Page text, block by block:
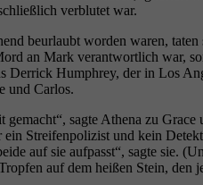
verblutet war.
beurlaubt worden waren,
an Mark verantwortlich war,
Derrick Humphrey, der in Los
und Carlos.
gemacht“, sagte Athena zu
ein Streifenpolizist und kein
auf sie aufpasst“, sagte sie.
auf dem heißen Stein, den